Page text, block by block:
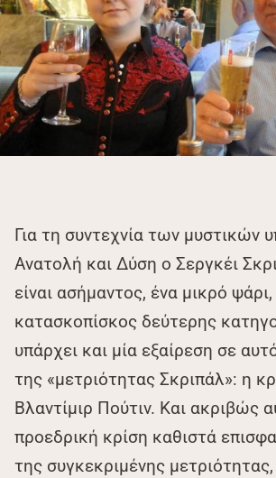
Για τη συντεχνία των μυστικών
Ανατολή και Δύση ο Σεργκέι
είναι ασήμαντος, ένα μικρό
κατασκοπίσκος δεύτερης
υπάρχει και μία εξαίρεση σε
της «μετριότητας Σκριπάλ»: η
Βλαντίμιρ Πούτιν. Και ακριβώς
προεδρική κρίση καθιστά
της συγκεκριμένης